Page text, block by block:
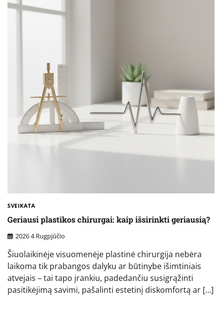
SVEIKATA
Geriausi plastikos chirurgai: kaip išsirinkti geriausią?
2026 4 Rugpjūčio
Šiuolaikinėje visuomenėje plastinė chirurgija nebėra
laikoma tik prabangos dalyku ar būtinybe išimtiniais
atvejais – tai tapo įrankiu, padedančiu susigrąžinti
pasitikėjimą savimi, pašalinti estetinį diskomfortą ar […]